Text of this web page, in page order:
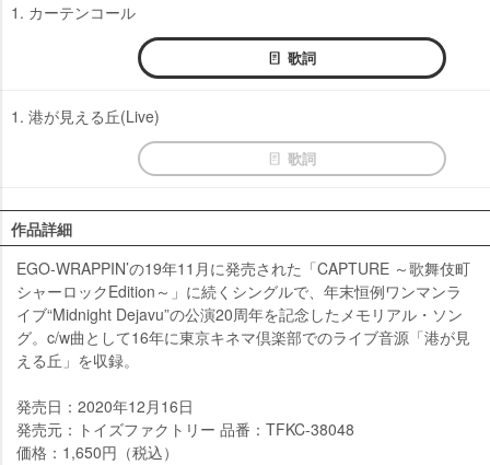
1. カーテンコール
歌詞
1. 港が見える丘(Live)
歌詞
作品詳細
EGO-WRAPPIN’の19年11月に発売された「CAPTURE ～歌舞伎町
シャーロックEdition～」に続くシングルで、年末恒例ワンマンラ
イブ“Midnight Dejavu”の公演20周年を記念したメモリアル・ソン
グ。c/w曲として16年に東京キネマ倶楽部でのライブ音源「港が見
える丘」を収録。
発売日：2020年12月16日
発売元：トイズファクトリー 品番：TFKC-38048
価格：1,650円（税込）